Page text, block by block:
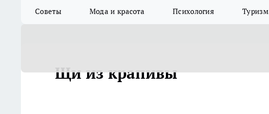
Советы Мода и красота Психология Туризм
Щи из крапивы